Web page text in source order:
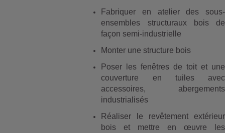
Fabriquer en atelier des sous-
ensembles structuraux bois de
façon semi-industrielle
Monter une structure bois
Poser les fenêtres de toit et une
couverture en tuiles avec
accessoires, abergements
industrialisés
Réaliser le revêtement extérieur
bois et mettre en œuvre les